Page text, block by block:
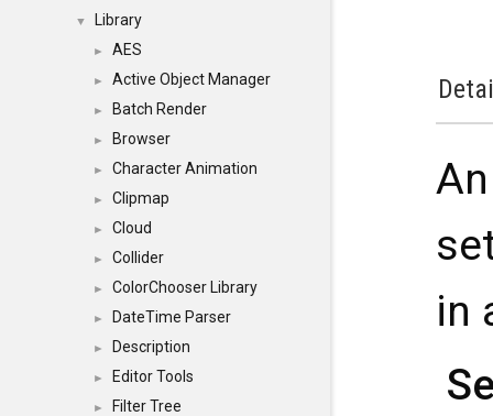
▼ Library
► AES
► Active Object Manager
► Batch Render
► Browser
► Character Animation
► Clipmap
► Cloud
► Collider
► ColorChooser Library
► DateTime Parser
► Description
► Editor Tools
► Filter Tree
in